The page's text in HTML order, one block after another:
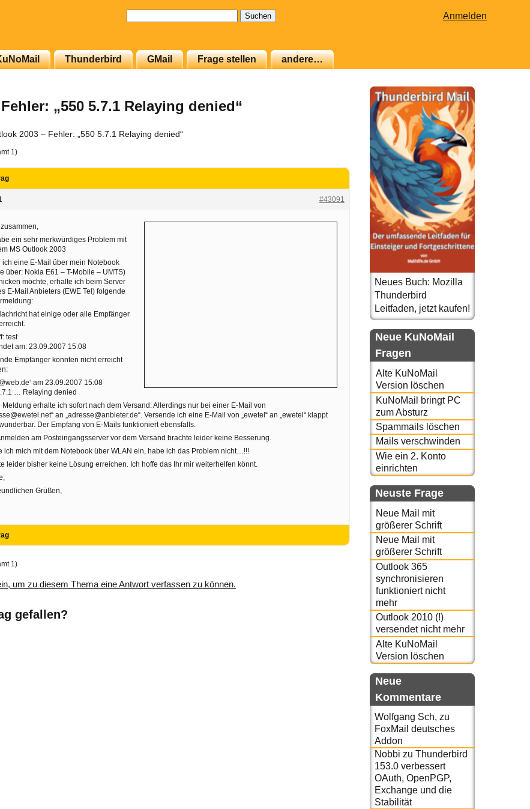
Anmelden
Thunderbird GMail Frage stellen andere…
„550 5.7.1 Relaying denied“
2003 – Fehler: „550 5.7.1 Relaying denied“
1)
#43091
ein sehr merkwürdiges Problem mit
MS Outlook 2003
ich eine E-Mail über mein Notebook
über: Nokia E61 – T-Mobile – UMTS)
möchte, erhalte ich beim Server
E-Mail Anbieters (EWE Tel) folgende
hat einige oder alle Empfänger
test
am: 23.09.2007 15:08
Empfänger konnten nicht erreicht
am 23.09.2007 15:08
… Relaying denied
Meldung erhalte ich sofort nach dem Versand. Allerdings nur bei einer E-Mail von
an „adresse@anbieter.de“. Versende ich eine E-Mail von „ewetel“ an „ewetel“ klappt
Der Empfang von E-Mails funktioniert ebensfalls.
am Posteingangsserver vor dem Versand brachte leider keine Besserung.
ich mich mit dem Notebook über WLAN ein, habe ich das Problem nicht…!!!
leider bisher keine Lösung erreichen. Ich hoffe das Ihr mir weiterhelfen könnt.
Grüßen,
1)
um zu diesem Thema eine Antwort verfassen zu können.
gefallen?
Neues Buch: Mozilla
Thunderbird
Leitfaden, jetzt kaufen!
Neue KuNoMail
Fragen
Alte KuNoMail
Version löschen
KuNoMail bringt PC
zum Absturz
Spammails löschen
Mails verschwinden
Wie ein 2. Konto
einrichten
Neuste Frage
Neue Mail mit
größerer Schrift
Neue Mail mit
größerer Schrift
Outlook 365
synchronisieren
funktioniert nicht
mehr
Outlook 2010 (!)
versendet nicht mehr
Alte KuNoMail
Version löschen
Neue
Kommentare
Wolfgang Sch, zu
FoxMail deutsches
Addon
Nobbi zu Thunderbird
153.0 verbessert
OAuth, OpenPGP,
Exchange und die
Stabilität